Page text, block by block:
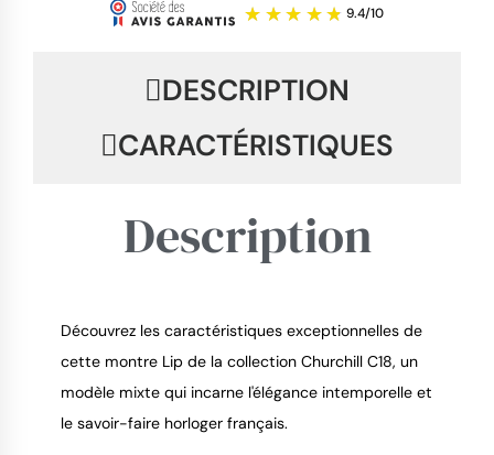
DESCRIPTION
CARACTÉRISTIQUES
Description
Découvrez les caractéristiques exceptionnelles de
cette montre Lip de la collection Churchill C18, un
modèle mixte qui incarne l'élégance intemporelle et
le savoir-faire horloger français.